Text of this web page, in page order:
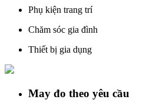
Phụ kiện trang trí
Chăm sóc gia đình
Thiết bị gia dụng
May đo theo yêu cầu